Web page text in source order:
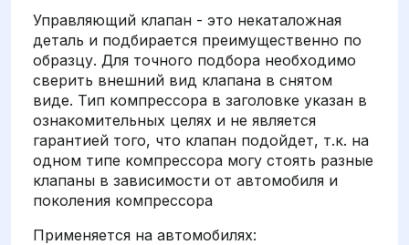
Управляющий клапан - это некаталожная
деталь и подбирается преимущественно по
образцу. Для точного подбора необходимо
сверить внешний вид клапана в снятом
виде. Тип компрессора в заголовке указан в
ознакомительных целях и не является
гарантией того, что клапан подойдет, т.к. на
одном типе компрессора могу стоять разные
клапаны в зависимости от автомобиля и
поколения компрессора
Применяется на автомобилях: